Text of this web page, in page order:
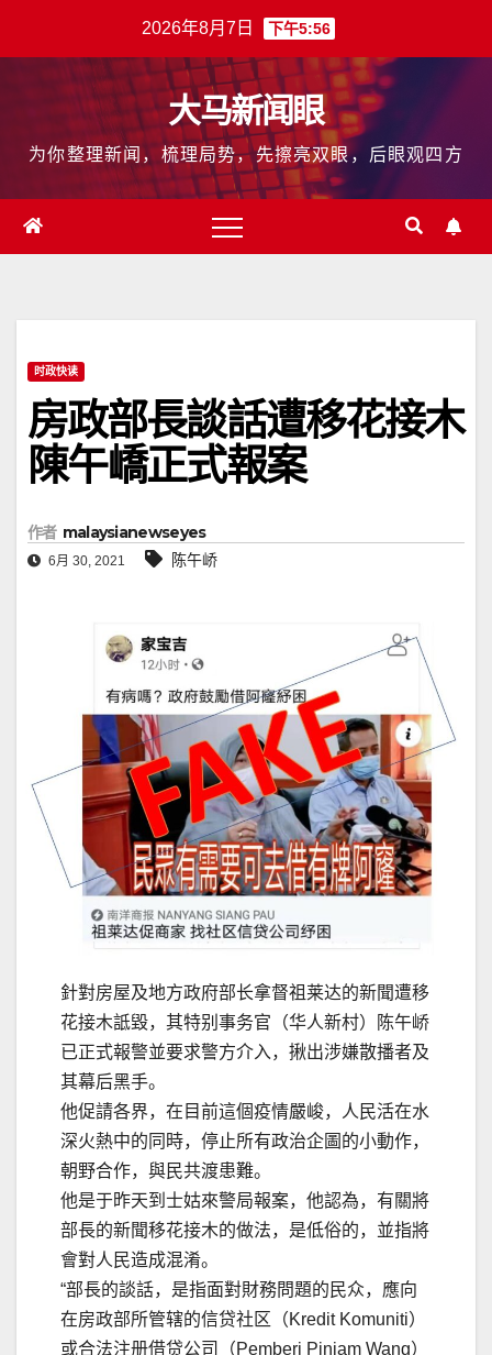
2026年8月7日 下午5:56
大马新闻眼
为你整理新闻，梳理局势，先擦亮双眼，后眼观四方
时政快读
房政部長談話遭移花接木
陳午嶠正式報案
作者 malaysianewseyes
6月 30, 2021 陈午峤
針對房屋及地方政府部长拿督祖莱达的新聞遭移
花接木詆毀，其特别事务官（华人新村）陈午峤
已正式報警並要求警方介入，揪出涉嫌散播者及
其幕后黑手。
他促請各界，在目前這個疫情嚴峻，人民活在水
深火熱中的同時，停止所有政治企圖的小動作，
朝野合作，與民共渡患難。
他是于昨天到士姑來警局報案，他認為，有關將
部長的新聞移花接木的做法，是低俗的，並指將
會對人民造成混淆。
“部長的談話，是指面對財務問題的民众，應向
在房政部所管辖的信贷社区（Kredit Komuniti）
或合法注册借贷公司（Pemberi Pinjam Wang）